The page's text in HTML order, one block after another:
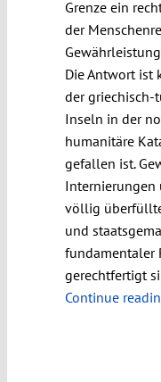
Grenze ein
der
Die Antwort ist
der griechisch-
Inseln in der
humanitäre
gefallen ist.
Internierungen
völlig
und
fundamentaler
gerechtfertigt
Continue